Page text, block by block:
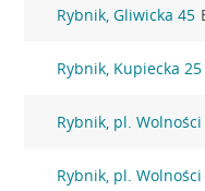
Rybnik, Gliwicka 45
Rybnik, Kupiecka 25
Rybnik, pl. Wolności
Rybnik, pl. Wolności